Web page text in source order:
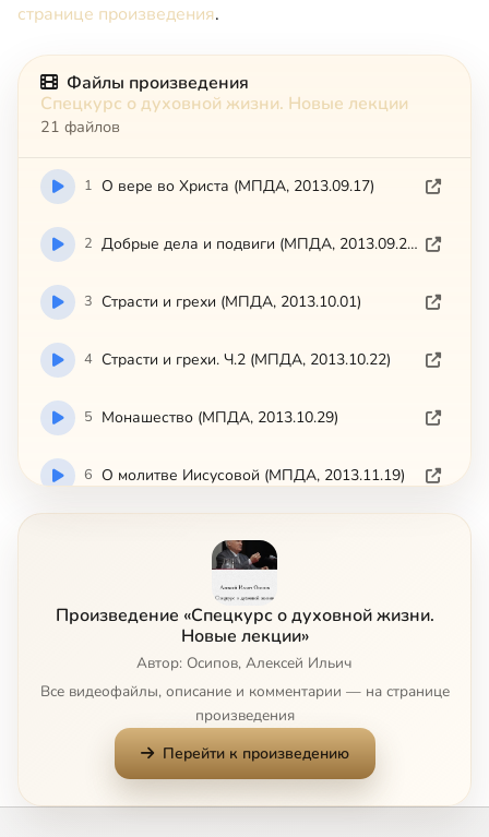
странице произведения.
Файлы произведения
Спецкурс о духовной жизни. Новые лекции
21 файлов
1 О вере во Христа (МПДА, 2013.09.17)
2 Добрые дела и подвиги (МПДА, 2013.09.24)
3 Страсти и грехи (МПДА, 2013.10.01)
4 Страсти и грехи. Ч.2 (МПДА, 2013.10.22)
5 Монашество (МПДА, 2013.10.29)
6 О молитве Иисусовой (МПДА, 2013.11.19)
О прелести. Ч.2 (МПДА, 2013.12.10)
О духовничестве (МПДА, 2013.12.10)
О видениях (МПДА, 2014.01.28)
Произведение «Спецкурс о духовной жизни.
Новые лекции»
Автор: Осипов, Алексей Ильич
Все видеофайлы, описание и комментарии — на странице
произведения
Перейти к произведению